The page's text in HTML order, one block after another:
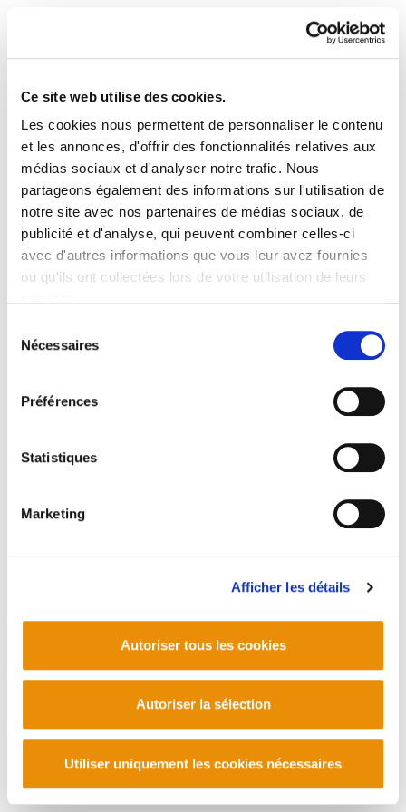
Ce site web utilise des cookies.
Les cookies nous permettent de personnaliser le contenu
et les annonces, d'offrir des fonctionnalités relatives aux
médias sociaux et d'analyser notre trafic. Nous
partageons également des informations sur l'utilisation de
notre site avec nos partenaires de médias sociaux, de
publicité et d'analyse, qui peuvent combiner celles-ci
avec d'autres informations que vous leur avez fournies
ou qu'ils ont collectées lors de votre utilisation de leurs
Nécessaires
Préférences
Statistiques
Marketing
Afficher les détails
Autoriser tous les cookies
Autoriser la sélection
Utiliser uniquement les cookies nécessaires
Astekaria 194
Astekaria 194.PDF7.1 MB
PLAN DU SITE ACCESSIBILITÉ CONTACT
Manu Robles-Arangiz Institutua Fundazioa
Corderliers karrika 20 - 64100 Baiona -
Contact